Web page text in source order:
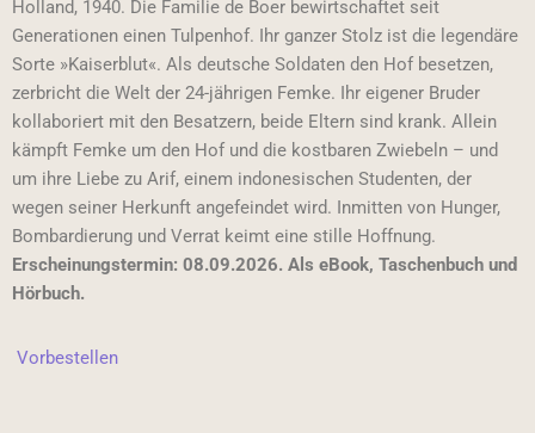
Holland, 1940. Die Familie de Boer bewirtschaftet seit
Generationen einen Tulpenhof. Ihr ganzer Stolz ist die legendäre
Sorte »Kaiserblut«. Als deutsche Soldaten den Hof besetzen,
zerbricht die Welt der 24-jährigen Femke. Ihr eigener Bruder
kollaboriert mit den Besatzern, beide Eltern sind krank. Allein
kämpft Femke um den Hof und die kostbaren Zwiebeln – und
um ihre Liebe zu Arif, einem indonesischen Studenten, der
wegen seiner Herkunft angefeindet wird. Inmitten von Hunger,
Bombardierung und Verrat keimt eine stille Hoffnung.
Erscheinungstermin: 08.09.2026. Als eBook, Taschenbuch und
Hörbuch.
Vorbestellen